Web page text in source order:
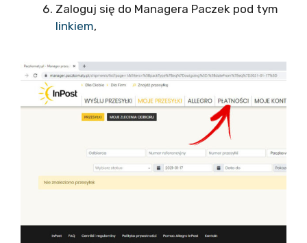
Zaloguj się do Managera Paczek pod tym
linkiem,